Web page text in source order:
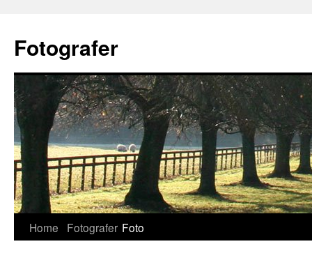
content
Fotografer
Home Fotografer Foto